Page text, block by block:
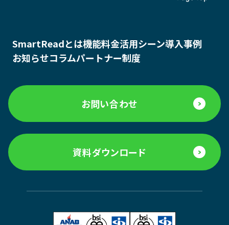
SmartReadとは機能料金活用シーン導入事例
お知らせコラムパートナー制度
お問い合わせ
資料ダウンロード